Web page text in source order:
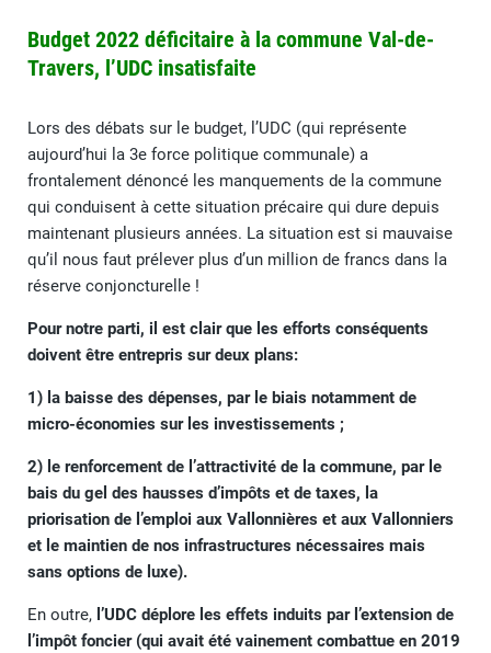
Budget 2022 déficitaire à la commune Val-de-
Travers, l’UDC insatisfaite
Lors des débats sur le budget, l’UDC (qui représente
aujourd’hui la 3e force politique communale) a
frontalement dénoncé les manquements de la commune
qui conduisent à cette situation précaire qui dure depuis
maintenant plusieurs années. La situation est si mauvaise
qu’il nous faut prélever plus d’un million de francs dans la
réserve conjoncturelle !
Pour notre parti, il est clair que les efforts conséquents
doivent être entrepris sur deux plans:
1) la baisse des dépenses, par le biais notamment de
micro-économies sur les investissements ;
2) le renforcement de l’attractivité de la commune, par le
bais du gel des hausses d’impôts et de taxes, la
priorisation de l’emploi aux Vallonnières et aux Vallonniers
et le maintien de nos infrastructures nécessaires mais
sans options de luxe).
En outre, l’UDC déplore les effets induits par l’extension de
l’impôt foncier (qui avait été vainement combattue en 2019